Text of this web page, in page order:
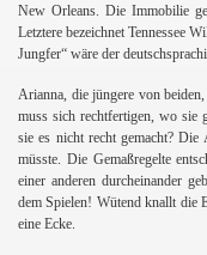
New Orleans. Die Immobilie
Letztere bezeichnet Tennessee
Jungfer“ wäre der
Arianna, die jüngere von
muss sich rechtfertigen, wo sie
sie es nicht recht gemacht?
müsste. Die Gemaßregelte
einer anderen durcheinander
dem Spielen! Wütend knallt die
eine Ecke.